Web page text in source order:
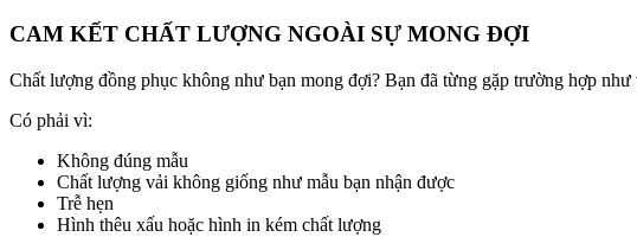
CAM KẾT CHẤT LƯỢNG NGOÀI SỰ MONG ĐỢI
Chất lượng đồng phục không như bạn mong đợi? Bạn đã từng gặp trường hợp
Có phải vì:
Không đúng mẫu
Chất lượng vải không giống như mẫu bạn nhận được
Trễ hẹn
Hình thêu xấu hoặc hình in kém chất lượng